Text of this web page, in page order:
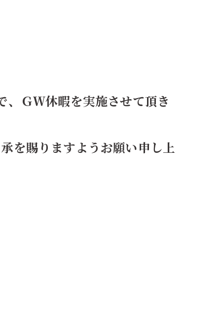
ＧＷ休暇を実施させて頂き
を賜りますようお願い申し上